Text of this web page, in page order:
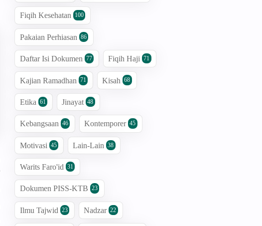
Fiqih Kesehatan 100
Pakaian Perhiasan 86
Daftar Isi Dokumen 77 Fiqih Haji 71
Kajian Ramadhan 71 Kisah 68
Etika 61 Jinayat 48
Kebangsaan 46 Kontemporer 45
Motivasi 45 Lain-Lain 38
Warits Faro'id 31
Dokumen PISS-KTB 23
Ilmu Tajwid 23 Nadzar 22